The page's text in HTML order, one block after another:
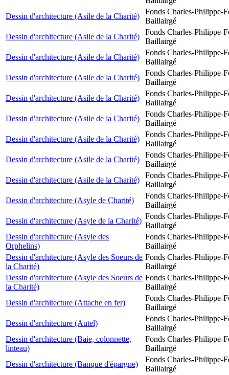
Dessin d'architecture (Asile de la Charité)
Fonds Charles-Philippe-
Baillairgé
Dessin d'architecture (Asile de la Charité)
Fonds Charles-Philippe-
Baillairgé
Dessin d'architecture (Asile de la Charité)
Fonds Charles-Philippe-
Baillairgé
Dessin d'architecture (Asile de la Charité)
Fonds Charles-Philippe-
Baillairgé
Dessin d'architecture (Asile de la Charité)
Fonds Charles-Philippe-
Baillairgé
Dessin d'architecture (Asile de la Charité)
Fonds Charles-Philippe-
Baillairgé
Dessin d'architecture (Asile de la Charité)
Fonds Charles-Philippe-
Baillairgé
Dessin d'architecture (Asile de la Charité)
Fonds Charles-Philippe-
Baillairgé
Dessin d'architecture (Asile de la Charité)
Fonds Charles-Philippe-
Baillairgé
Dessin d'architecture (Asyle de Charité)
Fonds Charles-Philippe-
Baillairgé
Dessin d'architecture (Asyle de la Charité)
Fonds Charles-Philippe-
Baillairgé
Dessin d'architecture (Asyle des
Orphelins)
Fonds Charles-Philippe-
Baillairgé
Dessin d'architecture (Asyle des Soeurs de
la Charité)
Fonds Charles-Philippe-
Baillairgé
Dessin d'architecture (Asyle des Soeurs de
la Charité)
Fonds Charles-Philippe-
Baillairgé
Dessin d'architecture (Attache en fer)
Fonds Charles-Philippe-
Baillairgé
Dessin d'architecture (Autel)
Fonds Charles-Philippe-
Baillairgé
Dessin d'architecture (Baie, colonnette,
linteau)
Fonds Charles-Philippe-
Baillairgé
Dessin d'architecture (Banque d'épargne)
Fonds Charles-Philippe-
Baillairgé